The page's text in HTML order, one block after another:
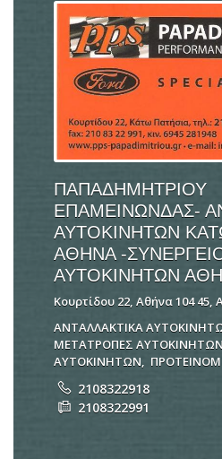
ΠΑΠΑΔΗΜΗΤΡΙΟΥ
ΕΠΑΜΕΙΝΩΝΔΑΣ-
ΑΥΤΟΚΙΝΗΤΩΝ
ΑΘΗΝΑ -
ΑΥΤΟΚΙΝΗΤΩΝ
Κουρτίδου 22, Αθήνα 104 45,
ΑΝΤΑΛΛΑΚΤΙΚΑ
ΜΕΤΑΤΡΟΠΕΣ ΑΥΤΟΚΙΝΗΤΩΝ
ΑΥΤΟΚΙΝΗΤΩΝ,
2108322918
2108322991